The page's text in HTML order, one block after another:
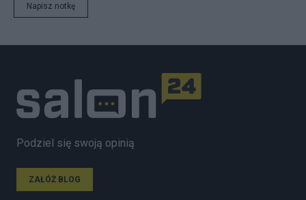
Napisz notkę
Podziel się swoją opinią
ZAŁÓŻ BLOG